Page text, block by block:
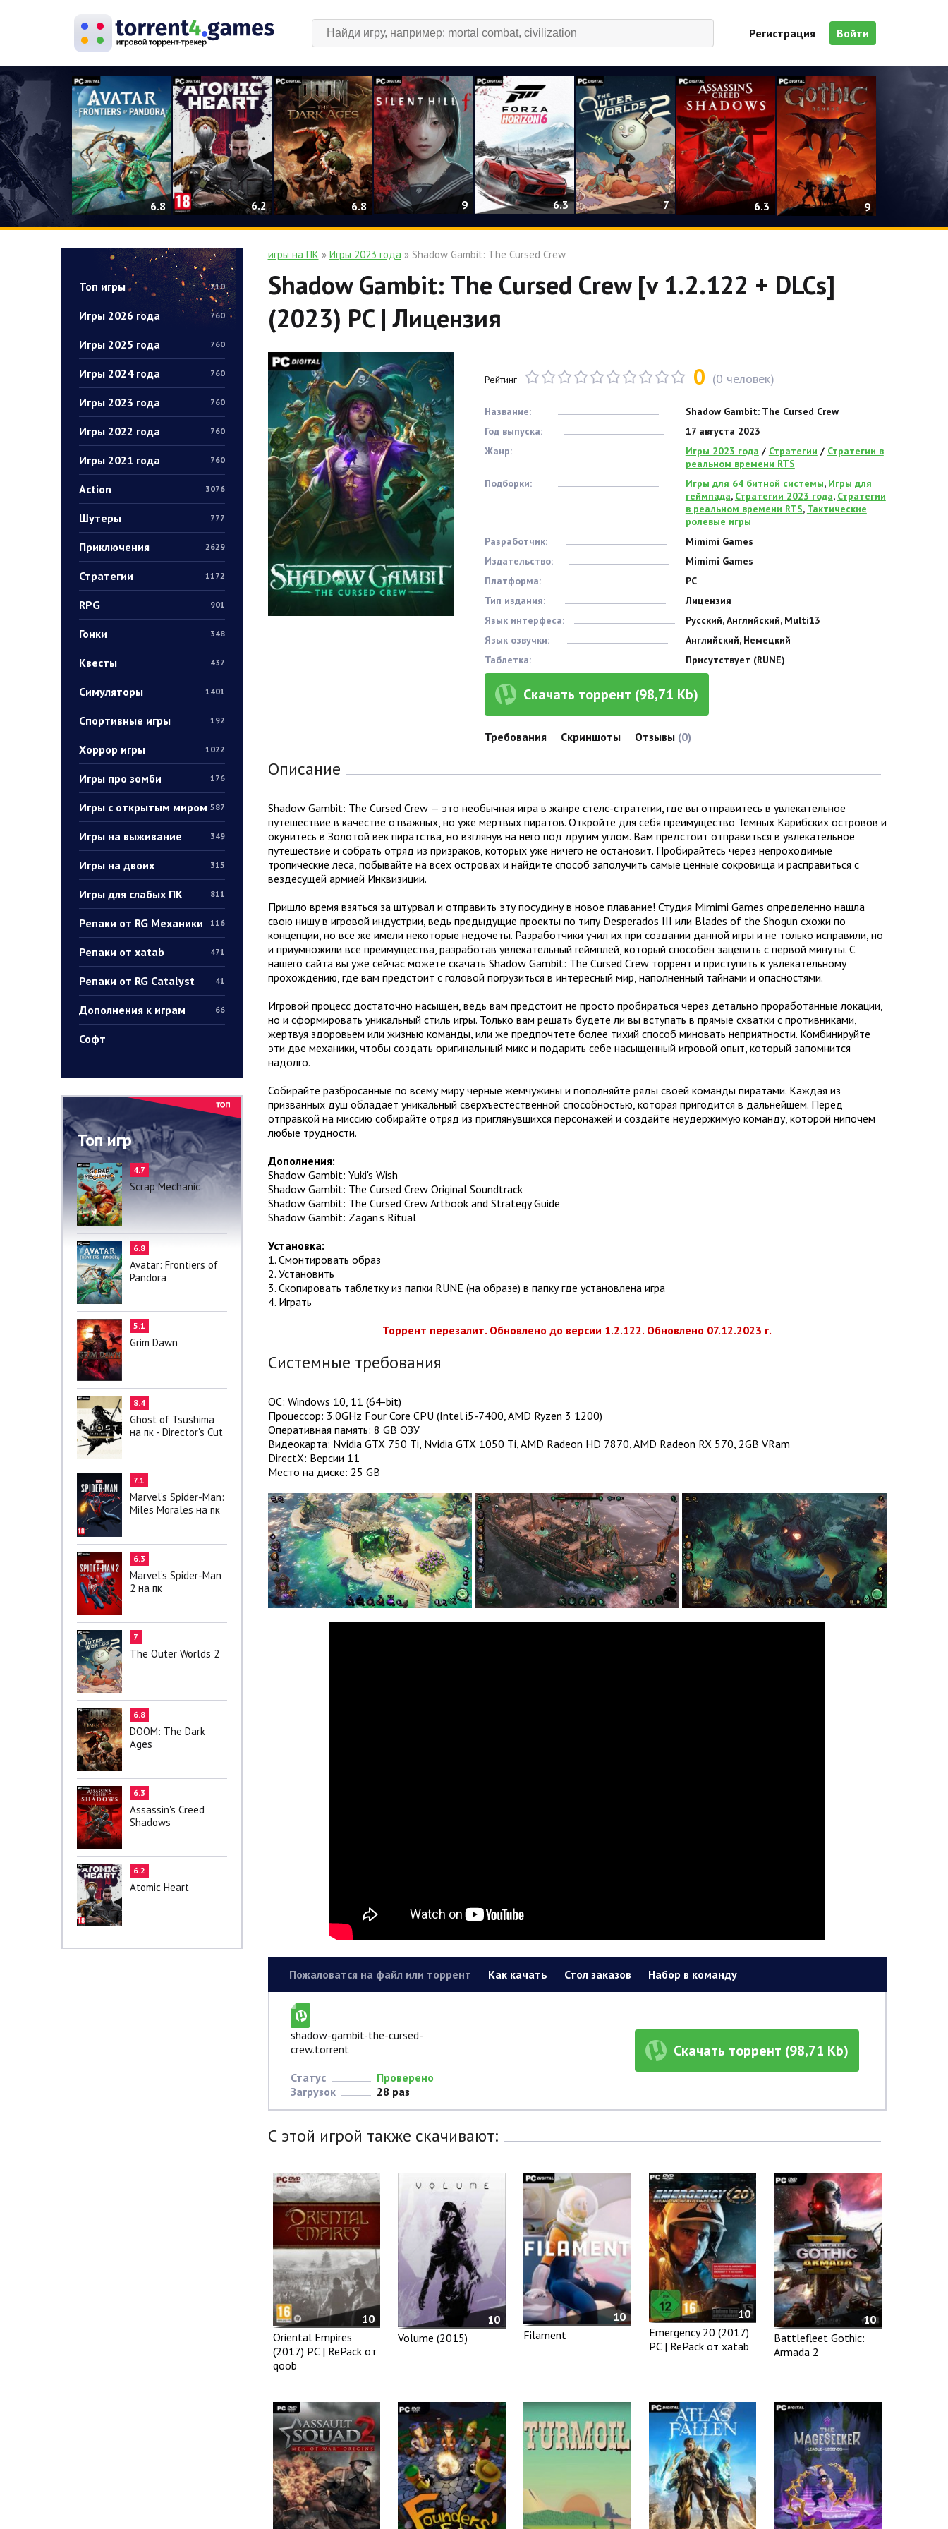
Регистрация Войти
6.8 6.2 6.8 9 6.3 7 6.3 9
Топ игры 210
Игры 2026 года 760
Игры 2025 года 760
Игры 2024 года 760
Игры 2023 года 760
Игры 2022 года 760
Игры 2021 года 760
Action 3076
Шутеры 777
Приключения 2629
Стратегии 1172
RPG 901
Гонки 348
Квесты 437
Симуляторы 1401
Спортивные игры 192
Хоррор игры 1022
Игры про зомби 176
Игры с открытым миром 587
Игры на выживание 349
Игры на двоих 315
Игры для слабых ПК 811
Репаки от RG Механики 116
Репаки от xatab 471
Репаки от RG Catalyst 41
Дополнения к играм 66
Софт
Топ игр
4.7
Scrap Mechanic
6.8
Avatar: Frontiers of
Pandora
5.1
Grim Dawn
8.4
Ghost of Tsushima
на пк - Director's Cut
7.1
Marvel’s Spider-Man:
Miles Morales на пк
6.3
Marvel’s Spider-Man
2 на пк
7
The Outer Worlds 2
6.8
DOOM: The Dark
Ages
6.3
Assassin's Creed
Shadows
6.2
Atomic Heart
игры на ПК » Игры 2023 года» Shadow Gambit: The Cursed Crew
Shadow Gambit: The Cursed Crew [v 1.2.122 + DLCs]
(2023) PC | Лицензия
Рейтинг 0 (0 человек)
Название:
Shadow Gambit: The Cursed Crew
Год выпуска:
17 августа 2023
Жанр:
Игры 2023 года / Стратегии / Стратегии в
реальном времени RTS
Подборки:
Игры для 64 битной системы, Игры для
геймпада, Стратегии 2023 года, Стратегии
в реальном времени RTS, Тактические
ролевые игры
Разработчик:
Mimimi Games
Издательство:
Mimimi Games
Платформа:
PC
Тип издания:
Лицензия
Язык интерфеса:
Русский, Английский, Multi13
Язык озвучки:
Английский, Немецкий
Таблетка:
Присутствует (RUNE)
Скачать торрент (98,71 Kb)
Требования Скриншоты Отзывы (0)
Описание
Shadow Gambit: The Cursed Crew — это необычная игра в жанре стелс-стратегии, где вы отправитесь в увлекательное
путешествие в качестве отважных, но уже мертвых пиратов. Откройте для себя преимущество Темных Карибских островов и
окунитесь в Золотой век пиратства, но взглянув на него под другим углом. Вам предстоит отправиться в увлекательное
путешествие и собрать отряд из призраков, которых уже ничего не остановит. Пробирайтесь через непроходимые
тропические леса, побывайте на всех островах и найдите способ заполучить самые ценные сокровища и расправиться с
вездесущей армией Инквизиции.
Пришло время взяться за штурвал и отправить эту посудину в новое плавание! Студия Mimimi Games определенно нашла
свою нишу в игровой индустрии, ведь предыдущие проекты по типу Desperados III или Blades of the Shogun схожи по
концепции, но все же имели некоторые недочеты. Разработчики учил их при создании данной игры и не только исправили, но
и приумножили все преимущества, разработав увлекательный геймплей, который способен зацепить с первой минуты. С
нашего сайта вы уже сейчас можете скачать Shadow Gambit: The Cursed Crew торрент и приступить к увлекательному
прохождению, где вам предстоит с головой погрузиться в интересный мир, наполненный тайнами и опасностями.
Игровой процесс достаточно насыщен, ведь вам предстоит не просто пробираться через детально проработанные локации,
но и сформировать уникальный стиль игры. Только вам решать будете ли вы вступать в прямые схватки с противниками,
жертвуя здоровьем или жизнью команды, или же предпочтете более тихий способ миновать неприятности. Комбинируйте
эти две механики, чтобы создать оригинальный микс и подарить себе насыщенный игровой опыт, который запомнится
надолго.
Собирайте разбросанные по всему миру черные жемчужины и пополняйте ряды своей команды пиратами. Каждая из
призванных душ обладает уникальный сверхъестественной способностью, которая пригодится в дальнейшем. Перед
отправкой на миссию собирайте отряд из приглянувшихся персонажей и создайте неудержимую команду, которой нипочем
любые трудности.
Дополнения:
Shadow Gambit: Yuki's Wish
Shadow Gambit: The Cursed Crew Original Soundtrack
Shadow Gambit: The Cursed Crew Artbook and Strategy Guide
Shadow Gambit: Zagan's Ritual
Установка:
1. Смонтировать образ
2. Установить
3. Скопировать таблетку из папки RUNE (на образе) в папку где установлена игра
4. Играть
Торрент перезалит. Обновлено до версии 1.2.122. Обновлено 07.12.2023 г.
Системные требования
ОС: Windows 10, 11 (64-bit)
Процессор: 3.0GHz Four Core CPU (Intel i5-7400, AMD Ryzen 3 1200)
Оперативная память: 8 GB ОЗУ
Видеокарта: Nvidia GTX 750 Ti, Nvidia GTX 1050 Ti, AMD Radeon HD 7870, AMD Radeon RX 570, 2GB VRam
DirectX: Версии 11
Место на диске: 25 GB
Пожаловатся на файл или торрент Как качать Стол заказов Набор в команду
shadow-gambit-the-cursed-
crew.torrent
Статус
Проверено
Загрузок
28 раз
Скачать торрент (98,71 Kb)
С этой игрой также скачивают:
10
Oriental Empires
(2017) PC | RePack от
qoob
10
Volume (2015)
10
Filament
10
Emergency 20 (2017)
PC | RePack от xatab
10
Battlefleet Gothic:
Armada 2